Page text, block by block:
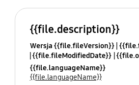
{{file.description}}
Wersja {{file.fileVersion}}
{{file.fileModifiedDate}}
{{file.languageName}}
{{file.languageName}}